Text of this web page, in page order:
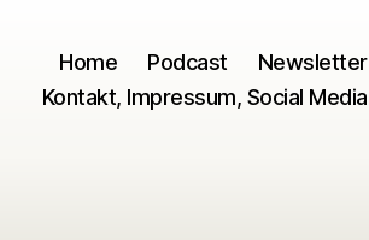
Home Podcast
Newsletter
Kontakt, Impressum, Social Media